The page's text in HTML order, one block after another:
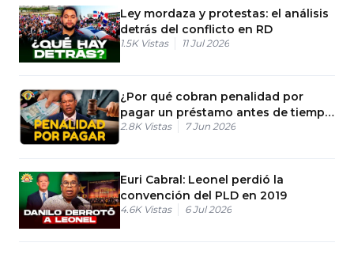
Ley mordaza y protestas: el análisis
detrás del conflicto en RD
1.5K Vistas 11 Jul 2026
¿Por qué cobran penalidad por
pagar un préstamo antes de tiempo
en RD?
2.8K Vistas 7 Jun 2026
Euri Cabral: Leonel perdió la
convención del PLD en 2019
4.6K Vistas 6 Jul 2026